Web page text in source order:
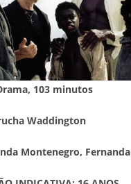
103 minutos
Waddington
Montenegro,